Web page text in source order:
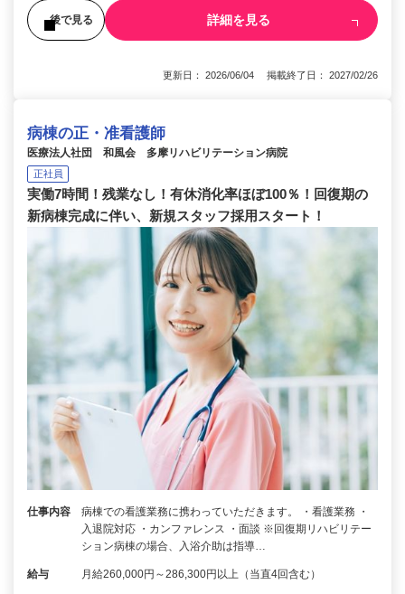
後で見る 詳細を見る
更新日： 2026/06/04 掲載終了日： 2027/02/26
病棟の正・准看護師
医療法人社団 和風会 多摩リハビリテーション病院
正社員
実働7時間！残業なし！有休消化率ほぼ100％！回復期の
新病棟完成に伴い、新規スタッフ採用スタート！
仕事内容
病棟での看護業務に携わっていただきます。 ・看護業務 ・
入退院対応 ・カンファレンス ・面談 ※回復期リハビリテー
ション病棟の場合、入浴介助は指導…
給与 月給260,000円～286,300円以上（当直4回含む）